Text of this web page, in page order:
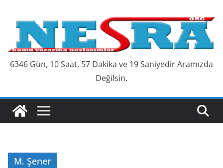
content
6346 Gün, 10 Saat, 57 Dakika ve 19 Saniyedir Aramızda
Değilsin.
M. Şener